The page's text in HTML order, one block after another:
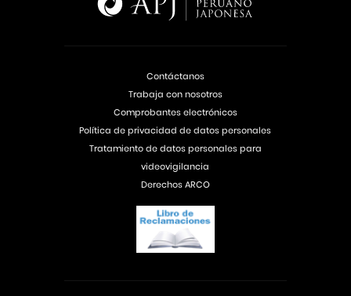
Contáctanos
Trabaja con nosotros
Comprobantes electrónicos
Política de privacidad de datos personales
Tratamiento de datos personales para
videovigilancia
Derechos ARCO